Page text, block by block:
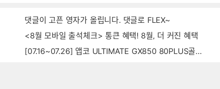
댓글이 고픈 영자가 올립니다. 댓글로 FLEX~
<8월 모바일 출석체크> 통큰 혜택! 8월, 더 커진 혜택
[07.16~07.26] 앱코 ULTIMATE GX850 80PLUS골드 풀모듈러 ATX3.0 블랙